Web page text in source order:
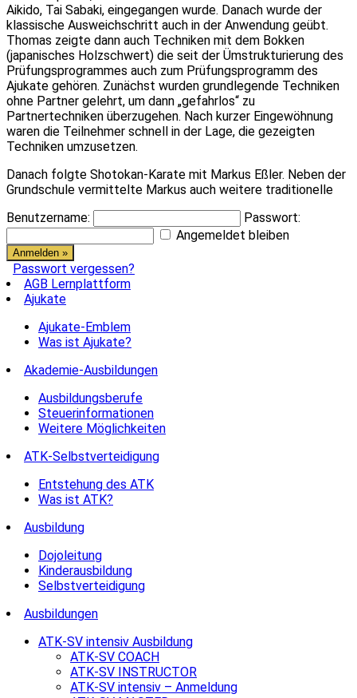
Aikido, Tai Sabaki, eingegangen wurde. Danach wurde der
klassische Ausweichschritt auch in der Anwendung geübt.
Thomas zeigte dann auch Techniken mit dem Bokken
(japanisches Holzschwert) die seit der Ümstrukturierung des
Prüfungsprogrammes auch zum Prüfungsprogramm des
Ajukate gehören. Zunächst wurden grundlegende Techniken
ohne Partner gelehrt, um dann „gefahrlos“ zu
Partnertechniken überzugehen. Nach kurzer Eingewöhnung
waren die Teilnehmer schnell in der Lage, die gezeigten
Techniken umzusetzen.
Danach folgte Shotokan-Karate mit Markus Eßler. Neben der
Grundschule vermittelte Markus auch weitere traditionelle
Benutzername:
Passwort:
Angemeldet bleiben
Passwort vergessen?
AGB Lernplattform
Ajukate
Ajukate-Emblem
Was ist Ajukate?
Akademie-Ausbildungen
Ausbildungsberufe
Steuerinformationen
Weitere Möglichkeiten
ATK-Selbstverteidigung
Entstehung des ATK
Was ist ATK?
Ausbildung
Dojoleitung
Kinderausbildung
Selbstverteidigung
Ausbildungen
ATK-SV intensiv Ausbildung
ATK-SV COACH
ATK-SV INSTRUCTOR
ATK-SV intensiv – Anmeldung